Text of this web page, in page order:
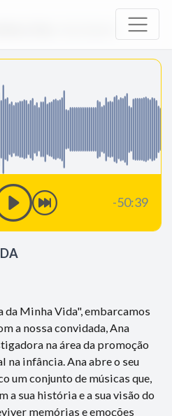
Vida
-50:39
Minha Vida", embarcamos
a nossa convidada, Ana
na área da promoção
na infância. Ana abre o seu
um conjunto de músicas que,
a sua história e a sua visão do
memórias e emoções